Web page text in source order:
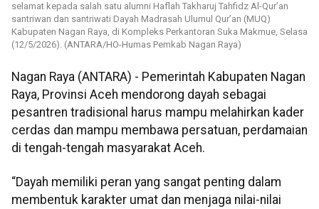
selamat kepada salah satu alumni Haflah Takharuj Tahfidz Al-Qur’an
santriwan dan santriwati Dayah Madrasah Ulumul Qur’an (MUQ)
Kabupaten Nagan Raya, di Kompleks Perkantoran Suka Makmue, Selasa
(12/5/2026). (ANTARA/HO-Humas Pemkab Nagan Raya)
Nagan Raya (ANTARA) - Pemerintah Kabupaten Nagan
Raya, Provinsi Aceh mendorong dayah sebagai
pesantren tradisional harus mampu melahirkan kader
cerdas dan mampu membawa persatuan, perdamaian
di tengah-tengah masyarakat Aceh.
“Dayah memiliki peran yang sangat penting dalam
membentuk karakter umat dan menjaga nilai-nilai